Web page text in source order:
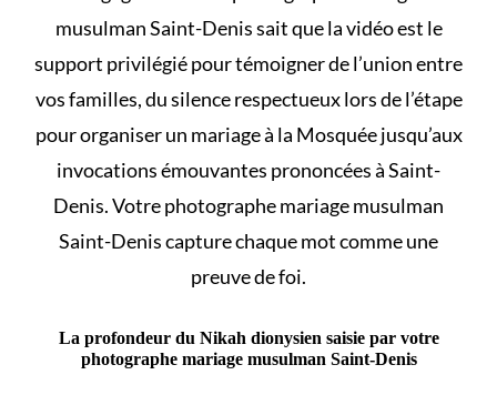
musulman Saint-Denis sait que la vidéo est le
support privilégié pour témoigner de l’union entre
vos familles, du silence respectueux lors de l’étape
pourorganiser un mariage à la Mosquéejusqu’aux
invocations émouvantes prononcées à Saint-
Denis. Votre photographe mariage musulman
Saint-Denis capture chaque mot comme une
preuve de foi.
La profondeur du Nikah dionysien saisie par votre
photographe mariage musulman Saint-Denis